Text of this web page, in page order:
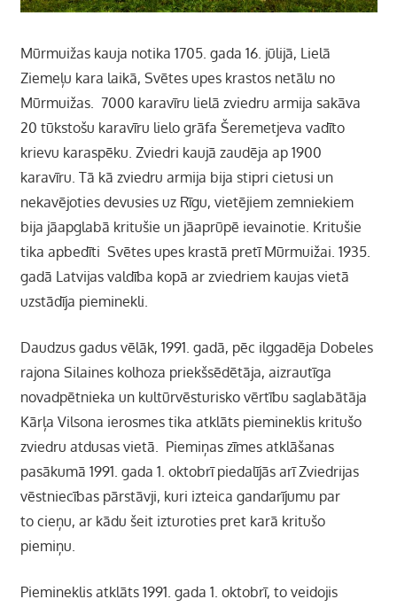
Mūrmuižas kauja notika 1705. gada 16. jūlijā, Lielā
Ziemeļu kara laikā, Svētes upes krastos netālu no
Mūrmuižas. 7000 karavīru lielā zviedru armija sakāva
20 tūkstošu karavīru lielo grāfa Šeremetjeva vadīto
krievu karaspēku. Zviedri kaujā zaudēja ap 1900
karavīru. Tā kā zviedru armija bija stipri cietusi un
nekavējoties devusies uz Rīgu, vietējiem zemniekiem
bija jāapglabā kritušie un jāaprūpē ievainotie. Kritušie
tika apbedīti Svētes upes krastā pretī Mūrmuižai. 1935.
gadā Latvijas valdība kopā ar zviedriem kaujas vietā
uzstādīja pieminekli.
Daudzus gadus vēlāk, 1991. gadā, pēc ilggadēja Dobeles
rajona Silaines kolhoza priekšsēdētāja, aizrautīga
novadpētnieka un kultūrvēsturisko vērtību saglabātāja
Kārļa Vilsona ierosmes tika atklāts piemineklis kritušo
zviedru atdusas vietā. Piemiņas zīmes atklāšanas
pasākumā 1991. gada 1. oktobrī piedalījās arī Zviedrijas
vēstniecības pārstāvji, kuri izteica gandarījumu par
to cieņu, ar kādu šeit izturoties pret karā kritušo
piemiņu.
Piemineklis atklāts 1991. gada 1. oktobrī, to veidojis